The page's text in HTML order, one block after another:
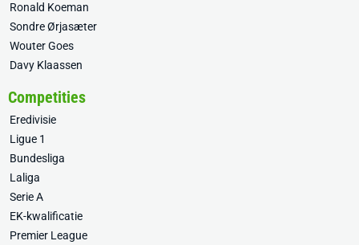
Ronald Koeman
Sondre Ørjasæter
Wouter Goes
Davy Klaassen
Competities
Eredivisie
Ligue 1
Bundesliga
Laliga
Serie A
EK-kwalificatie
Premier League